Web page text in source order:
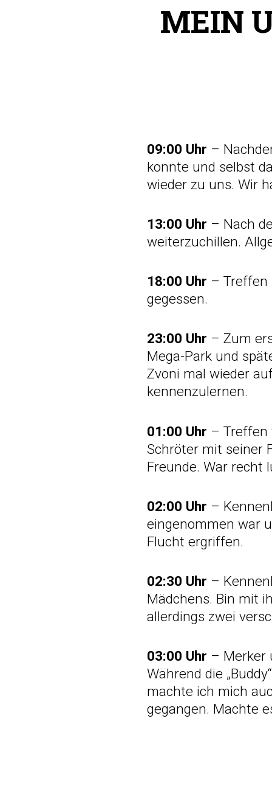
MEIN
09:00 Uhr –
konnte und selbst
wieder zu uns. Wir
13:00 Uhr – Nach
weiterzuchillen.
18:00 Uhr – Treffen
gegessen.
23:00 Uhr – Zum
Mega-Park und
Zvoni mal wieder
kennenzulernen.
01:00 Uhr – Treffen
Schröter mit seiner
Freunde. War recht
02:00 Uhr –
eingenommen war
Flucht ergriffen.
02:30 Uhr –
Mädchens. Bin mit
allerdings zwei
03:00 Uhr – Merker
Während die
machte ich mich
gegangen. Machte